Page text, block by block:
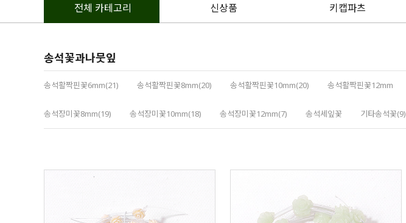
전체 카테고리 신상품 키캡파츠
송석꽃과나뭇잎
송석활짝핀꽃6mm(21) 송석활짝핀꽃8mm(20) 송석활짝핀꽃10mm(20) 송석활짝핀꽃12mm
송석장미꽃8mm(19) 송석장미꽃10mm(18) 송석장미꽃12mm(7) 송석세잎꽃 기타송석꽃(9)